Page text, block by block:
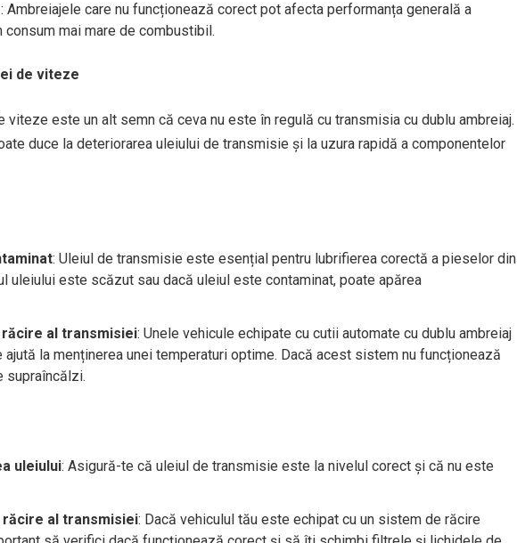
: Ambreiajele care nu funcționează corect pot afecta performanța generală a
consum mai mare de combustibil.
de viteze
este un alt semn că ceva nu este în regulă cu transmisia cu dublu ambreiaj.
duce la deteriorarea uleiului de transmisie și la uzura rapidă a componentelor
: Uleiul de transmisie este esențial pentru lubrifierea corectă a pieselor din
uleiului este scăzut sau dacă uleiul este contaminat, poate apărea
al transmisiei: Unele vehicule echipate cu cutii automate cu dublu ambreiaj
la menținerea unei temperaturi optime. Dacă acest sistem nu funcționează
supraîncălzi.
uleiului: Asigură-te că uleiul de transmisie este la nivelul corect și că nu este
al transmisiei: Dacă vehiculul tău este echipat cu un sistem de răcire